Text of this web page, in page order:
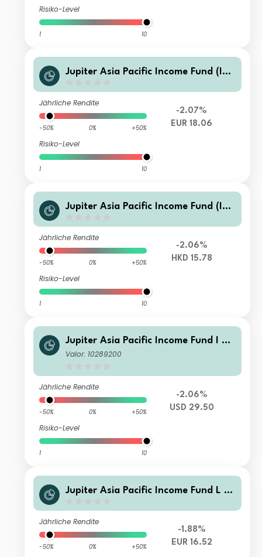
Risiko-Level
1 10
Jupiter Asia Pacific Income Fund (IR
Jährliche Rendite
-50% 0% +50%
Risiko-Level
1 10
-2.07%
EUR 18.06
Jupiter Asia Pacific Income Fund (IR
Jährliche Rendite
-50% 0% +50%
Risiko-Level
1 10
-2.06%
HKD 15.78
Jupiter Asia Pacific Income Fund I US
D Acc
Valor: 10289200
Jährliche Rendite
-50% 0% +50%
Risiko-Level
1 10
-2.06%
USD 29.50
Jupiter Asia Pacific Income Fund L E
Jährliche Rendite
-50% 0% +50%
-1.88%
EUR 16.52